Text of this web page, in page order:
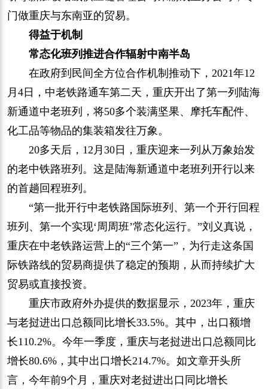
门做重庆与东南亚的贸易。
得益于机制
常态化班列推进合作辐射中南半岛
在政府到民间全方位合作机制推动下，2021年12
月4日，中老铁路通车第二天，重庆开出了第一列陆海
新通道中老班列，将50多个装满坚果、摩托车配件、
化工品等物品的集装箱发往万象。
20多天后，12月30日，重庆迎来一列从万象始发
的老中铁路班列。这是陆海新通道中老班列开行以来
的首趟回程班列。
“第一批开行中老铁路国际班列、第一个开行回程
班列、第一个实现‘周周班’常态化运行。”刘义真说，
重庆在中老铁路运营上的“三个第一”，为行走这条国
际铁路线的贸易商提供了稳定的预期，从而持续扩大
贸易或直接投资。
重庆市政府外办提供的数据显示，2023年，重庆
与老挝进出口总额同比增长33.5%。其中，出口额增
长110.2%。今年一季度，重庆与老挝进出口总额同比
增长80.6%，其中出口增长214.7%。如文章开头所
言，今年前9个月，重庆对老挝进出口同比增长